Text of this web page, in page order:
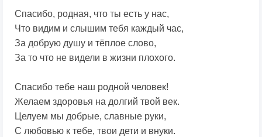
Спасибо, родная, что ты есть у нас,
Что видим и слышим тебя каждый час,
За добрую душу и тёплое слово,
За то что не видели в жизни плохого.
Спасибо тебе наш родной человек!
Желаем здоровья на долгий твой век.
Целуем мы добрые, славные руки,
С любовью к тебе, твои дети и внуки.